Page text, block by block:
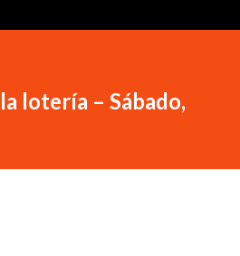
lotería – Sábado,